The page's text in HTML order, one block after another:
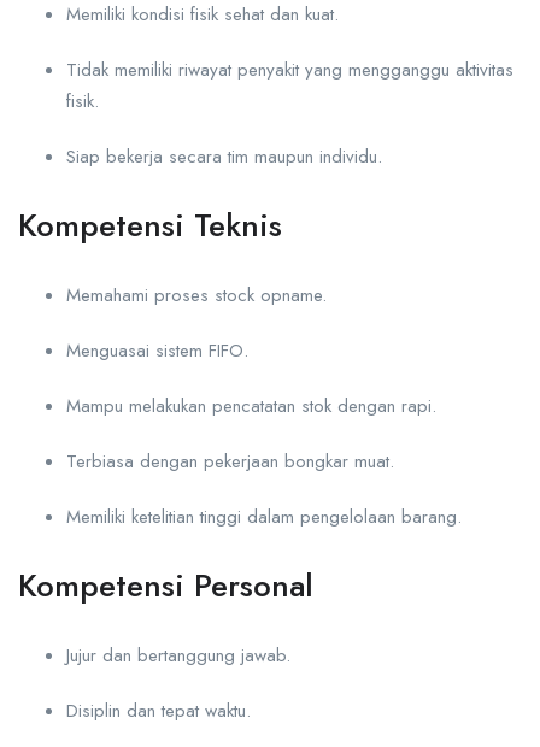
Memiliki kondisi fisik sehat dan kuat.
Tidak memiliki riwayat penyakit yang mengganggu aktivitas
fisik.
Siap bekerja secara tim maupun individu.
Kompetensi Teknis
Memahami proses stock opname.
Menguasai sistem FIFO.
Mampu melakukan pencatatan stok dengan rapi.
Terbiasa dengan pekerjaan bongkar muat.
Memiliki ketelitian tinggi dalam pengelolaan barang.
Kompetensi Personal
Jujur dan bertanggung jawab.
Disiplin dan tepat waktu.